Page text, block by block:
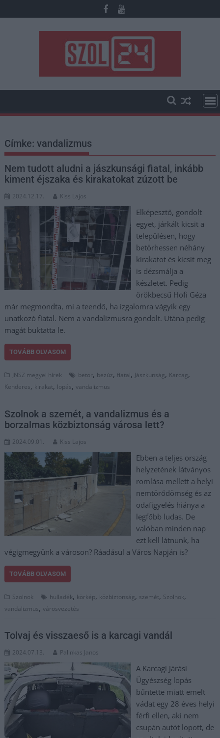
to
Címke:vandalizmus
Nem tudott aludni a jászkunsági fiatal, inkább
kiment éjszaka és kirakatokat zúzott be
2024.12.17. Kiss Lajos
Elképesztő, gondolt
egyet, járkált kicsit a
településen, hogy
betörhessen néhány
kirakatot és kicsit meg
is dézsmálja a
készletet. Pedig
örökbecsű Hofi Géza
már megmondta, mi a teendő, ha izgalomra vágyik egy
unatkozó fiatal. Nem a vandalizmusra gondolt. Utána pedig
magát buktatta le.
TOVÁBB OLVASOM
JNSZ megyei hírek betör, bezúz, fiatal, Jászkunság, Karcag,
Kenderes, kirakat, lopás,vandalizmus
Szolnok a szemét, a vandalizmus és a
borzalmas közbiztonság városa lett?
2024.09.01. Kiss Lajos
Ebben a teljes ország
helyzetének látványos
romlása mellett a helyi
nemtörődömség és az
odafigyelés hiánya a
legfőbb ludas. De
valóban minden nap
ezt kell látnunk, ha
végigmegyünk a városon? Ráadásul a Város Napján is?
TOVÁBB OLVASOM
Szolnok hulladék, körkép, közbiztonság, szemét, Szolnok,
vandalizmus,városvezetés
Tolvaj és visszaeső is a karcagi vandál
2024.07.13. Palinkas Janos
A Karcagi Járási
Ügyészség lopás
bűntette miatt emelt
vádat egy 28 éves helyi
férfi ellen, aki nem
csupán autót lopott, de